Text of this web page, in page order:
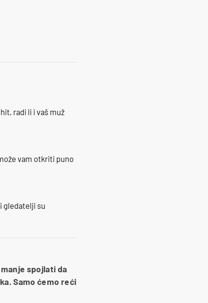
radi li i vaš muž
vam otkriti puno
gledatelji su
spojlati da
Samo ćemo reći